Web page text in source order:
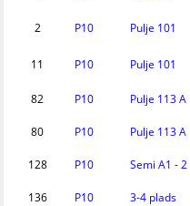
2 P10 Pulje 101
11 P10 Pulje 101
82 P10 Pulje 113 A
80 P10 Pulje 113 A
128 P10 Semi A1 - 2
136 P10 3-4 plads